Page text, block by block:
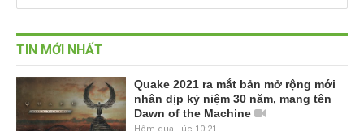
TIN MỚI NHẤT
Quake 2021 ra mắt bản mở rộng mới
nhân dịp kỷ niệm 30 năm, mang tên
Dawn of the Machine
Hôm qua, lúc 10:21